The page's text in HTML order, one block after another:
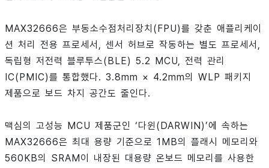
MAX32666은 부동소수점처리장치(FPU)를 갖춘 애플리케이
션 처리 전용 프로세서, 센서 허브로 작동하는 별도 프로세서,
독립형 저전력 블루투스(BLE) 5.2 MCU, 전력 관리
IC(PMIC)를 통합했다. 3.8mm × 4.2mm의 WLP 패키지
제품으로 보드 차지 공간도 줄인다.
맥심의 고성능 MCU 제품군인 ‘다윈(DARWIN)’에 속하는
MAX32666은 최대 용량 기준으로 1MB의 플래시 메모리와
560KB의 SRAM이 내장된 대용량 온보드 메모리를 사용한